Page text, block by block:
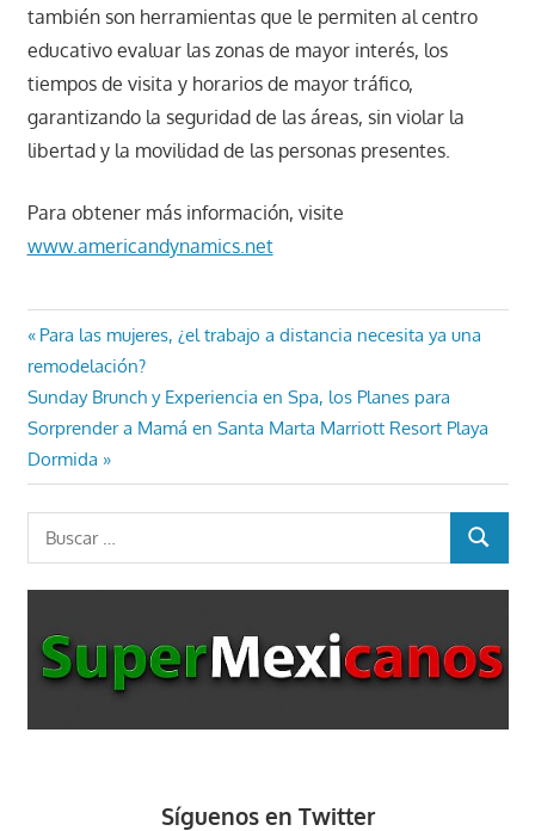
también son herramientas que le permiten al centro
educativo evaluar las zonas de mayor interés, los
tiempos de visita y horarios de mayor tráfico,
garantizando la seguridad de las áreas, sin violar la
libertad y la movilidad de las personas presentes.
Para obtener más información, visite
www.americandynamics.net
Navegación
de
entradas
Entrada
anterior:
Para las mujeres, ¿el trabajo a distancia necesita ya una
remodelación?
Entrada
siguiente:
Sunday Brunch y Experiencia en Spa, los Planes para
Sorprender a Mamá en Santa Marta Marriott Resort Playa
Dormida
BUSCAR
Síguenos en Twitter